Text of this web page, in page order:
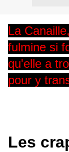
La
fulmine si
qu'elle a
pour y
Les